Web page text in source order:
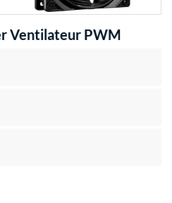
Ventilateur PWM